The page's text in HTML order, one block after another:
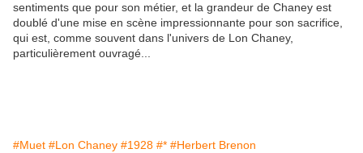
sentiments que pour son métier, et la grandeur de Chaney est
doublé d'une mise en scène impressionnante pour son sacrifice,
qui est, comme souvent dans l'univers de Lon Chaney,
particulièrement ouvragé...
#Muet #Lon Chaney #1928 #* #Herbert Brenon